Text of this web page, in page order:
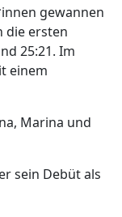
gewannen
die ersten
25:21. Im
einem
Marina und
sein Debüt als